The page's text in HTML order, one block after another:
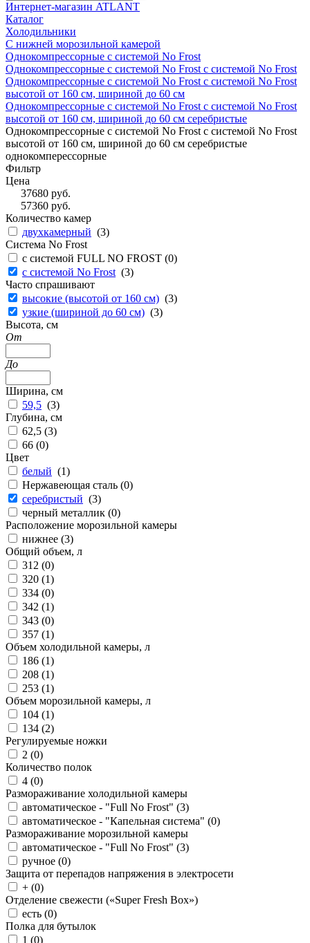
Интернет-магазин ATLANT
Каталог
Холодильники
С нижней морозильной камерой
Однокомпрессорные с системой No Frost
Однокомпрессорные с системой No Frost с системой No Frost
Однокомпрессорные с системой No Frost с системой No Frost
высотой от 160 см, шириной до 60 см
Однокомпрессорные с системой No Frost с системой No Frost
высотой от 160 см, шириной до 60 см серебристые
Однокомпрессорные с системой No Frost с системой No Frost
высотой от 160 см, шириной до 60 см серебристые
однокомперессорные
Фильтр
Цена
37680руб.
57360руб.
Количество камер
двухкамерный (3)
Система No Frost
с системой FULL NO FROST (0)
с системой No Frost (3)
Часто спрашивают
высокие (высотой от 160 см) (3)
узкие (шириной до 60 см) (3)
Высота, см
От
До
Ширина, см
59,5 (3)
Глубина, см
62,5 (3)
66 (0)
Цвет
белый (1)
Нержавеющая сталь (0)
серебристый (3)
черный металлик (0)
Расположение морозильной камеры
нижнее (3)
Общий объем, л
312 (0)
320 (1)
334 (0)
342 (1)
343 (0)
357 (1)
Объем холодильной камеры, л
186 (1)
208 (1)
253 (1)
Объем морозильной камеры, л
104 (1)
134 (2)
Регулируемые ножки
2 (0)
Количество полок
4 (0)
Размораживание холодильной камеры
автоматическое - "Full No Frost" (3)
автоматическое - "Капельная система" (0)
Размораживание морозильной камеры
автоматическое - "Full No Frost" (3)
ручное (0)
Защита от перепадов напряжения в электросети
+ (0)
Отделение свежести («Super Fresh Box»)
есть (0)
Полка для бутылок
1 (0)